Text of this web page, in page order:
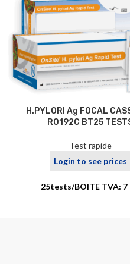
H.PYLORI Ag FOCAL
R0192C BT25
Test rapide
Login to see prices
25tests/BOITE TVA: 7